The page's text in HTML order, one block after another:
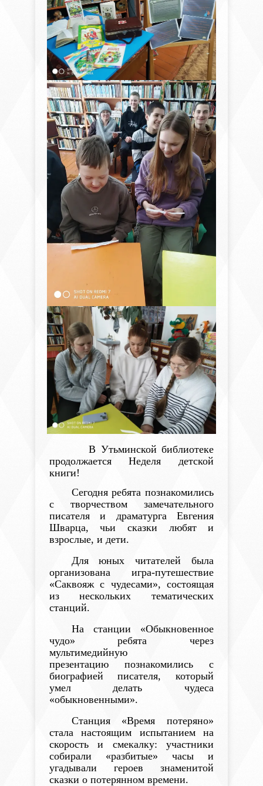
В Утьминской библиотеке
продолжается Неделя детской
книги!
Сегодня ребята познакомились
с творчеством замечательного
писателя и драматурга Евгения
Шварца, чьи сказки любят и
взрослые, и дети.
Для юных читателей была
организована игра-путешествие
«Саквояж с чудесами», состоящая
из нескольких тематических
станций.
На станции «Обыкновенное
чудо» ребята через
мультимедийную
презентацию
познакомились
с
биографией писателя, который
умел делать чудеса
«обыкновенными».
Станция «Время потеряно»
стала настоящим испытанием на
скорость и смекалку: участники
собирали «разбитые» часы и
угадывали героев знаменитой
сказки о потерянном времени.